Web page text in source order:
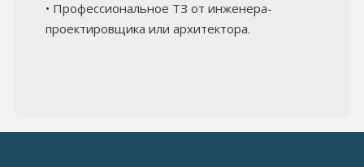
• Профессиональное ТЗ от инженера-
проектировщика или архитектора.